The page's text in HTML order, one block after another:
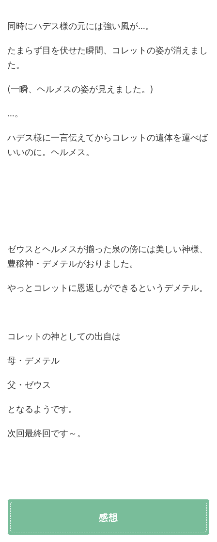
同時にハデス様の元には強い風が…。
たまらず目を伏せた瞬間、コレットの姿が消えまし
た。
(一瞬、ヘルメスの姿が見えました。)
…。
ハデス様に一言伝えてからコレットの遺体を運べば
いいのに。ヘルメス。
ゼウスとヘルメスが揃った泉の傍には美しい神様、
豊穣神・デメテルがおりました。
やっとコレットに恩返しができるというデメテル。
コレットの神としての出自は
母・デメテル
父・ゼウス
となるようです。
次回最終回です～。
感想